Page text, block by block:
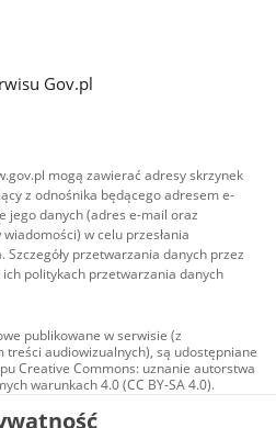
Gov.pl
mogą zawierać adresy skrzynek
z odnośnika będącego adresem e-
jego danych (adres e-mail oraz
w celu przesłania
Szczegóły przetwarzania danych przez
politykach przetwarzania danych
publikowane w serwisie (z
treści audiowizualnych), są udostępniane
Creative Commons: uznanie autorstwa
warunkach 4.0 (CC BY-SA 4.0).
w tym zdjęcia, materiały
są udostępniane na licencji typu